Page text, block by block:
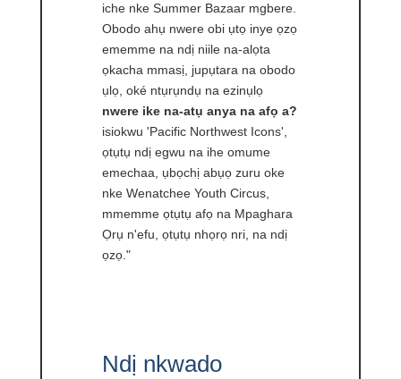
iche nke Summer Bazaar mgbere.
Obodo ahụ nwere obi ụtọ inye ọzọ
ememme na ndị niile na-alọta
ọkacha mmasị, jupụtara na obodo
ụlọ, oké ntụrụndụ na ezinụlọ
nwere ike na-atụ anya na afọ a?
isiokwu 'Pacific Northwest Icons',
ọtụtụ ndị egwu na ihe omume
emechaa, ụbọchị abụọ zuru oke
nke Wenatchee Youth Circus,
mmemme ọtụtụ afọ na Mpaghara
Ọrụ n'efu, ọtụtụ nhọrọ nri, na ndị
ọzọ."
Ndị nkwado